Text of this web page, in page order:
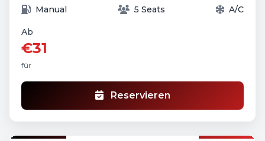
Manual 5 Seats A/C
Ab
€31
für
Reservieren